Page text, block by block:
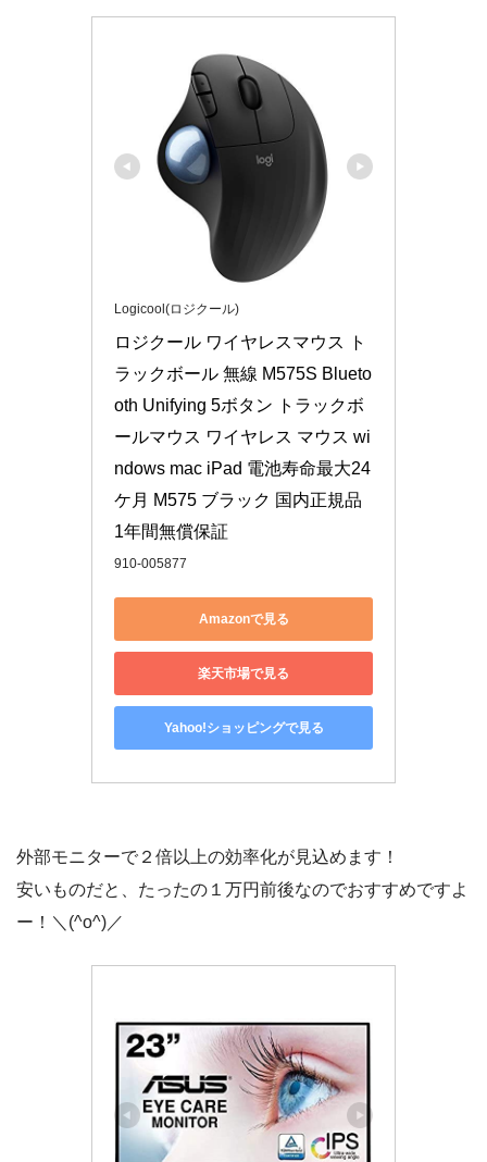
Logicool(ロジクール)
ロジクール ワイヤレスマウス ト
ラックボール 無線 M575S Blueto
oth Unifying 5ボタン トラックボ
ールマウス ワイヤレス マウス wi
ndows mac iPad 電池寿命最大24
ケ月 M575 ブラック 国内正規品
1年間無償保証
910-005877
Amazonで見る
楽天市場で見る
Yahoo!ショッピングで見る
外部モニターで２倍以上の効率化が見込めます！
安いものだと、たったの１万円前後なのでおすすめですよ
ー！＼(^o^)／